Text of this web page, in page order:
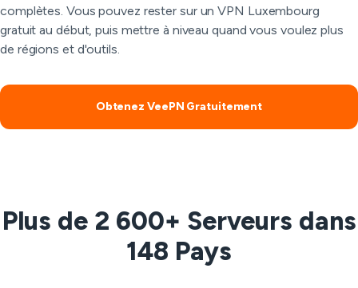
complètes. Vous pouvez rester sur un VPN Luxembourg
gratuit au début, puis mettre à niveau quand vous voulez plus
de régions et d'outils.
Obtenez VeePN Gratuitement
Plus de 2 600+ Serveurs dans
148 Pays